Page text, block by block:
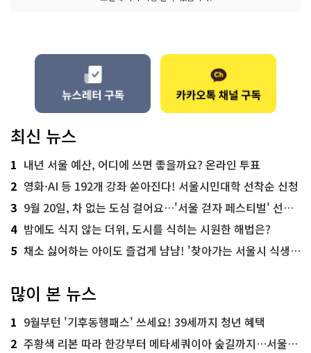
최신 뉴스
1 내년 서울 예산, 어디에 쓰면 좋을까요? 온라인 투표
2 영화·AI 등 192개 강좌 쏟아진다! 서울시민대학 선착순 신청
3 9월 20일, 차 없는 도심 걸어요…'서울 걷자 페스티벌' 선착순 5천명
4 밤에도 식지 않는 더위, 도시를 식히는 시원한 해법은?
5 채소 싫어하는 아이도 즐겁게 냠냠! '찾아가는 서울시 식생활 교육' 현장
많이 본 뉴스
1 9월부턴 '기후동행패스' 쓰세요! 39세까지 청년 혜택
2 주황색 리본 따라 한강부터 메타세쿼이아 숲길까지…서울둘레길 15코스